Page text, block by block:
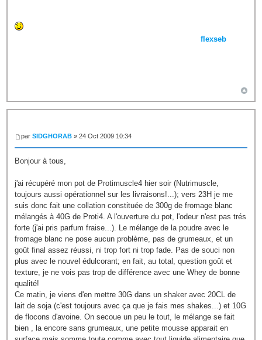
flexseb
parSIDGHORAB » 24 Oct 2009 10:34
Bonjour à tous,
j'ai récupéré mon pot de Protimuscle4 hier soir (Nutrimuscle,
toujours aussi opérationnel sur les livraisons!...); vers 23H je me
suis donc fait une collation constituée de 300g de fromage blanc
mélangés à 40G de Proti4. A l'ouverture du pot, l'odeur n'est pas trés
forte (j'ai pris parfum fraise...). Le mélange de la poudre avec le
fromage blanc ne pose aucun problème, pas de grumeaux, et un
goût final assez réussi, ni trop fort ni trop fade. Pas de souci non
plus avec le nouvel édulcorant; en fait, au total, question goût et
texture, je ne vois pas trop de différence avec une Whey de bonne
qualité!
Ce matin, je viens d'en mettre 30G dans un shaker avec 20CL de
lait de soja (c'est toujours avec ça que je fais mes shakes...) et 10G
de flocons d'avoine. On secoue un peu le tout, le mélange se fait
bien , la encore sans grumeaux, une petite mousse apparait en